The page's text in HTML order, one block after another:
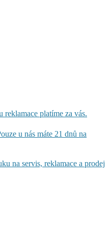
reklamace platíme za vás.
u nás máte 21 dnů na
na servis, reklamace a prodej